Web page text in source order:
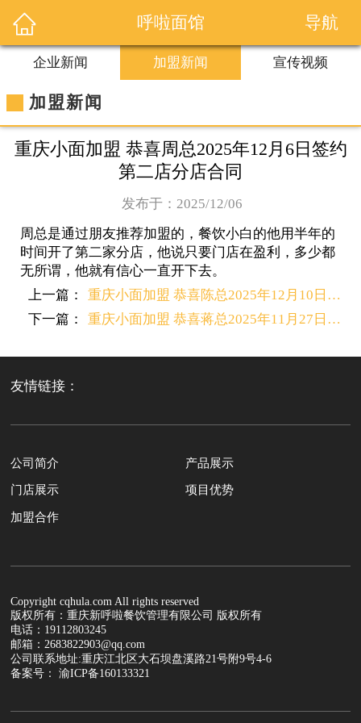
导航
呼啦面馆
企业新闻 加盟新闻 宣传视频
加盟新闻
重庆小面加盟 恭喜周总2025年12月6日签约
第二店分店合同
发布于：2025/12/06
周总是通过朋友推荐加盟的，餐饮小白的他用半年的
时间开了第二家分店，他说只要门店在盈利，多少都
无所谓，他就有信心一直开下去。
上一篇：
重庆小面加盟 恭喜陈总2025年12月10日签约第三店分店合同
下一篇：
重庆小面加盟 恭喜蒋总2025年11月27日签约第十六店分店合同
友情链接：
公司简介
产品展示
门店展示
项目优势
加盟合作
Copyright cqhula.com All rights reserved
版权所有：重庆新呼啦餐饮管理有限公司 版权所有
电话：19112803245
邮箱：2683822903@qq.com
公司联系地址:重庆江北区大石坝盘溪路21号附9号4-6
备案号： 渝ICP备160133321